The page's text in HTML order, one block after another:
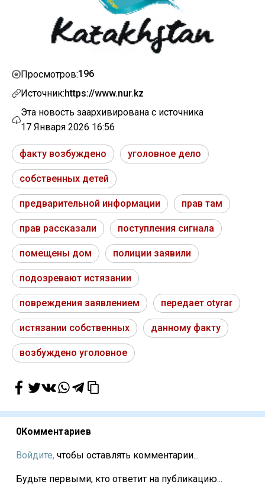
Просмотров:196
Источник:https://www.nur.kz
Эта новость заархивирована с источника
17 Января 2026 16:56
факту возбуждено уголовное дело
собственных детей
предварительной информации прав там
прав рассказали поступления сигнала
помещены дом полиции заявили
подозревают истязании
повреждения заявлением передает otyrar
истязании собственных данному факту
возбуждено уголовное
0Комментариев
Войдите, чтобы оставлять комментарии...
Будьте первыми, кто ответит на публикацию...